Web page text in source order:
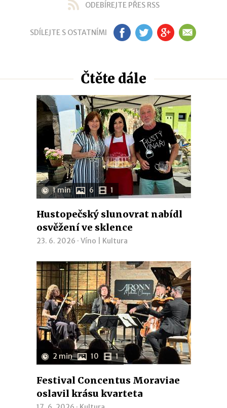
ODEBÍREJTE PŘES RSS
SDÍLEJTE S OSTATNÍMI FB TW GP EM
Čtěte dále
1 min 6 1
Hustopečský slunovrat nabídl
osvěžení ve sklence
23. 6. 2026 · Víno Kultura
2 min 10 1
Festival Concentus Moraviae
oslavil krásu kvarteta